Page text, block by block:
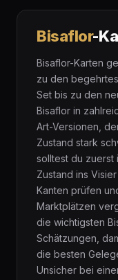
Bisaflor-
Bisaflor-Karten
zu den
Set bis zu den
Bisaflor in
Art-Versionen,
Zustand stark
solltest du zuerst
Zustand ins
Kanten prüfen
Marktplätzen
die wichtigsten
Schätzungen,
die besten
Unsicher bei